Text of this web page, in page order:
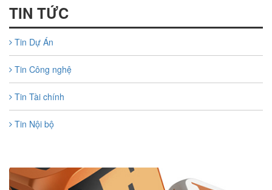
TIN TỨC
Tin Dự Án
Tin Công nghệ
Tin Tài chính
Tin Nội bộ